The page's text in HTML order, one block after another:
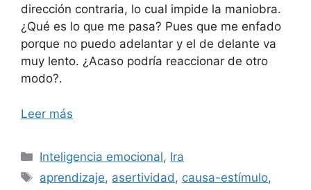
dirección contraria, lo cual impide la maniobra.
¿Qué es lo que me pasa? Pues que me enfado
porque no puedo adelantar y el de delante va
muy lento. ¿Acaso podría reaccionar de otro
modo?.
Leer más
Categorías
Inteligencia emocional, Ira
Etiquetas
aprendizaje, asertividad , causa-estímulo,